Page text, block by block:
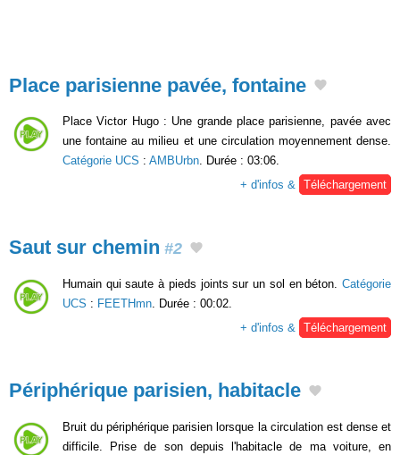
Place parisienne pavée, fontaine
Place Victor Hugo : Une grande place parisienne, pavée avec
une fontaine au milieu et une circulation moyennement dense.
Catégorie UCS : AMBUrbn. Durée : 03:06.
+ d'infos & Téléchargement
Saut sur chemin #2
Humain qui saute à pieds joints sur un sol en béton. Catégorie
UCS : FEETHmn . Durée : 00:02.
+ d'infos &
Téléchargement
Périphérique parisien, habitacle
Bruit du périphérique parisien lorsque la circulation est dense et
difficile. Prise de son depuis l'habitacle de ma voiture, en